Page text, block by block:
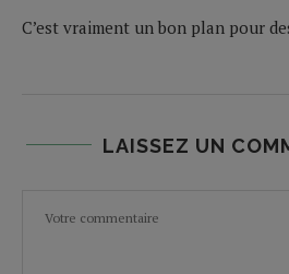
C’est vraiment un bon plan pour
LAISSEZ UN